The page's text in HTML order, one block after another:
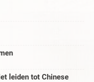
leiden tot Chinese